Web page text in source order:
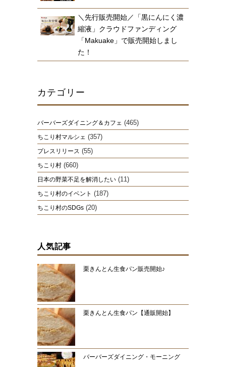
＼先行販売開始／「黒にんにく濃
縮液」クラウドファンディング
「Makuake」で販売開始しまし
た！
カテゴリー
バーバーズダイニング＆カフェ (465)
ちこり村マルシェ (357)
プレスリリース (55)
ちこり村 (660)
日本の野菜不足を解消したい (11)
ちこり村のイベント (187)
ちこり村のSDGs (20)
人気記事
栗きんとん生食パン販売開始♪
栗きんとん生食パン【通販開始】
バーバーズダイニング・モーニング